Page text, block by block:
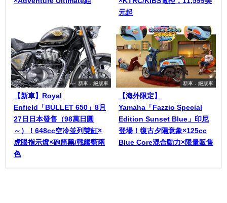
元起
新車．絕版車
【新車】Royal
Enfield「BULLET 650」8月
27日日本發售（98萬日圓
～）！648cc空冷並列雙缸×
虎眼指示燈×砲筒黑/戰艦藍兩
色
新車．絕版車
【海外限定】
Yamaha「Fazzio Special
Edition Sunset Blue」印尼
登場！復古夕陽意象×125cc
Blue Core混合動力×限量販售